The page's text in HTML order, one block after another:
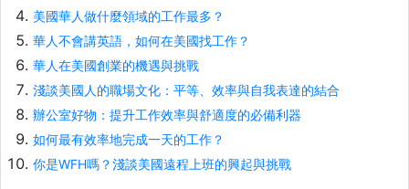
美國華人做什麼領域的工作最多？
華人不會講英語，如何在美國找工作？
華人在美國創業的機遇與挑戰
淺談美國人的職場文化：平等、效率與自我表達的結合
辦公室好物：提升工作效率與舒適度的必備利器
如何最有效率地完成一天的工作？
你是WFH嗎？淺談美國遠程上班的興起與挑戰